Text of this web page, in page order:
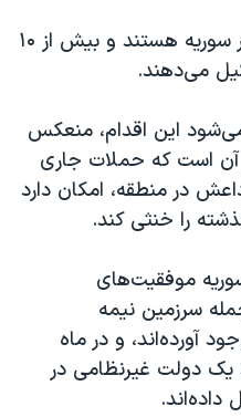
کردها بزرگترین اقلیت قومی در سوریه هستند و بیش از ۱۰
می‌دهند.
این اقدام، منعکس
آن است که حملات جاری
در منطقه، امکان دارد
را خنثی کند.
موفقیت‌های
سرزمین نیمه
آورده‌اند، و در ماه
یک دولت غیرنظامی در
.